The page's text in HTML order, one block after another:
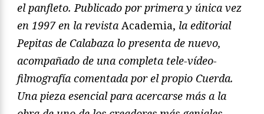
elpanfleto. Publicado por primera y única vez
en 1997 en la revista Academia, la editorial
Pepitas de Calabaza lo presenta de nuevo,
acompañado de una completa tele-vídeo-
filmografía comentada por el propio Cuerda.
Una pieza esencial para acercarse más a la